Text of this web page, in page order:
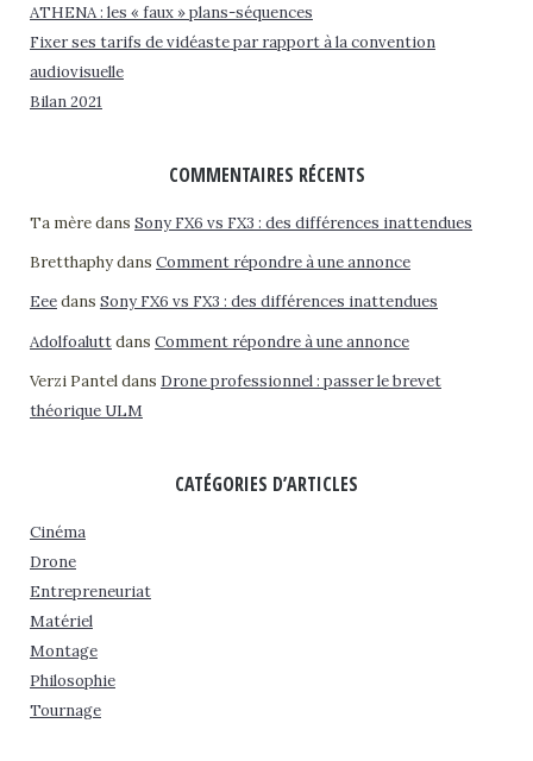
ATHENA : les « faux » plans-séquences
Fixer ses tarifs de vidéaste par rapport à la convention
audiovisuelle
Bilan 2021
COMMENTAIRES RÉCENTS
Ta mèredans Sony FX6 vs FX3 : des différences inattendues
Bretthaphydans Comment répondre à une annonce
Eeedans Sony FX6 vs FX3 : des différences inattendues
Adolfoaluttdans Comment répondre à une annonce
Verzi Panteldans Drone professionnel : passer le brevet
théorique ULM
CATÉGORIES D’ARTICLES
Cinéma
Drone
Entrepreneuriat
Matériel
Montage
Philosophie
Tournage